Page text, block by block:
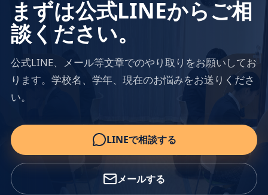
まずは公式LINEからご相
談ください。
公式LINE、メール等文章でのやり取りをお願いしてお
ります。学校名、学年、現在のお悩みをお送りくださ
い。
LINEで相談する
メールする